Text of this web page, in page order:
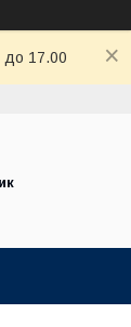
до 17.00